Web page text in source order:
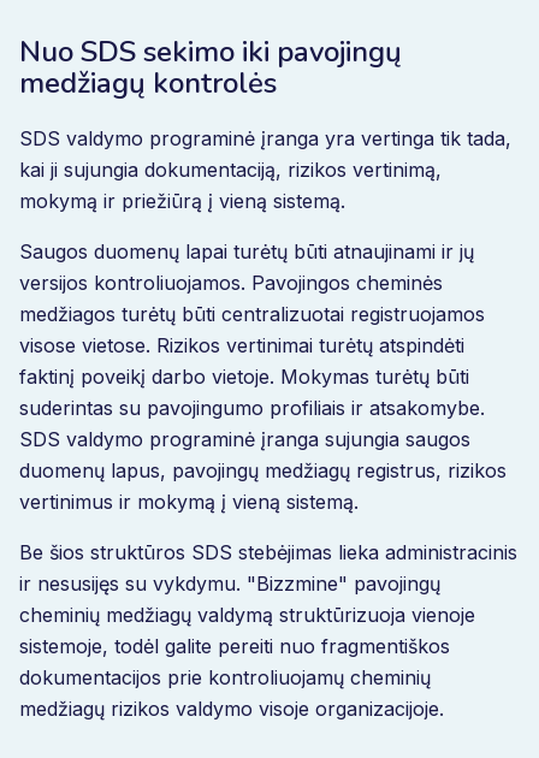
Nuo SDS sekimo iki pavojingų
medžiagų kontrolės
SDS valdymo programinė įranga yra vertinga tik tada,
kai ji sujungia dokumentaciją, rizikos vertinimą,
mokymą ir priežiūrą į vieną sistemą.
Saugos duomenų lapai turėtų būti atnaujinami ir jų
versijos kontroliuojamos. Pavojingos cheminės
medžiagos turėtų būti centralizuotai registruojamos
visose vietose. Rizikos vertinimai turėtų atspindėti
faktinį poveikį darbo vietoje. Mokymas turėtų būti
suderintas su pavojingumo profiliais ir atsakomybe.
SDS valdymo programinė įranga sujungia saugos
duomenų lapus, pavojingų medžiagų registrus, rizikos
vertinimus ir mokymą į vieną sistemą.
Be šios struktūros SDS stebėjimas lieka administracinis
ir nesusijęs su vykdymu. "Bizzmine" pavojingų
cheminių medžiagų valdymą struktūrizuoja vienoje
sistemoje, todėl galite pereiti nuo fragmentiškos
dokumentacijos prie kontroliuojamų cheminių
medžiagų rizikos valdymo visoje organizacijoje.